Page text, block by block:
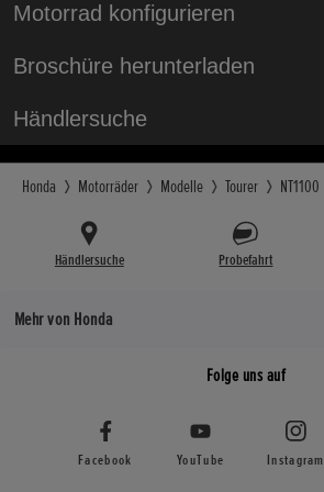
Motorrad konfigurieren
Broschüre herunterladen
Händlersuche
Honda Motorräder Modelle Tourer NT1100
Händlersuche Probefahrt
Mehr von Honda
Folge uns auf
Facebook YouTube Instagram